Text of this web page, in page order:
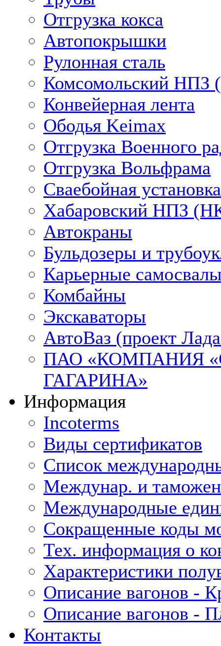
Отгрузка кокса
Автопокрышки
Рулонная сталь
Комсомольский НПЗ
Конвейерная лента
Ободья Keimax
Отгрузка Военного
Отгрузка Вольфрама
Сваебойная установка
Хабаровский НПЗ
Автокраны
Бульдозеры и
Карьерные
Комбайны
Экскаваторы
АвтоВаз (проект
ПАО «КОМПАНИЯ
ГАГАРИНА»
Информация
Incoterms
Виды сертификатов
Список
Междунар. и
Международные
Сокращенные коды
Тех. информация о
Характеристики
Описание вагонов -
Описание вагонов -
Контакты